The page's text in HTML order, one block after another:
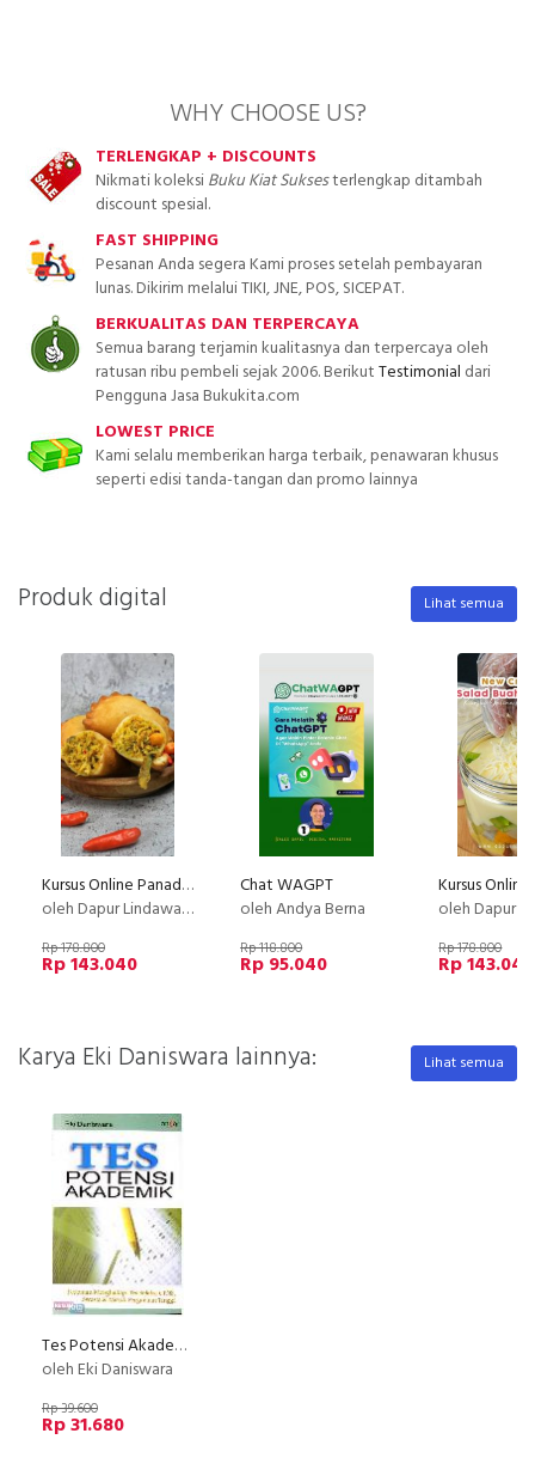
WHY CHOOSE US?
TERLENGKAP + DISCOUNTS
Nikmati koleksiBuku Kiat Suksesterlengkap ditambah
discount spesial.
FAST SHIPPING
Pesanan Anda segera Kami proses setelah pembayaran
lunas. Dikirim melalui TIKI, JNE, POS, SICEPAT.
BERKUALITAS DAN TERPERCAYA
Semua barang terjamin kualitasnya dan terpercaya oleh
ratusan ribu pembeli sejak 2006. BerikutTestimonial dari
Pengguna Jasa Bukukita.com
LOWEST PRICE
Kami selalu memberikan harga terbaik, penawaran khusus
seperti edisi tanda-tangan dan promo lainnya
Produk digital Lihat semua
Kursus Online Panada Dapur Lindawaty PU
oleh Dapur Lindawaty
Rp 178.800
Rp 143.040
Chat WAGPT
oleh Andya Berna
Rp 118.800
Rp 95.040
oleh Dapur
Rp 178.800
Rp 143.040
Karya Eki Daniswara lainnya: Lihat semua
Tes Potensi Akademik
oleh Eki Daniswara
Rp 39.600
Rp 31.680